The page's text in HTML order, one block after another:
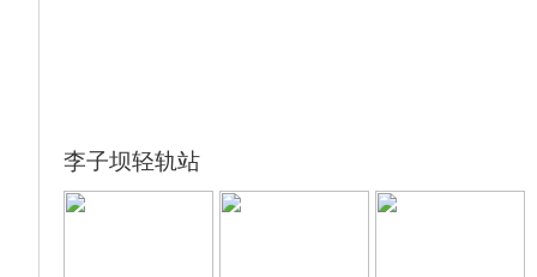
李子坝轻轨站